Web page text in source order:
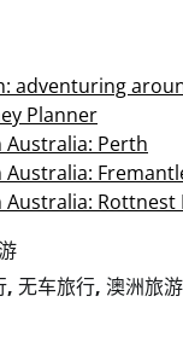
adventuring
Planner
Perth
Rottnest
, 无车旅行, 澳洲旅游